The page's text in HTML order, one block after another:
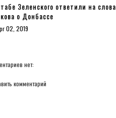
Зеленского ответили на слова
о Донбассе
02, 2019
нет:
комментарий